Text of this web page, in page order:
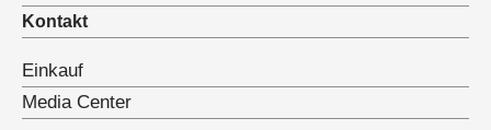
Kontakt
Einkauf
Media Center